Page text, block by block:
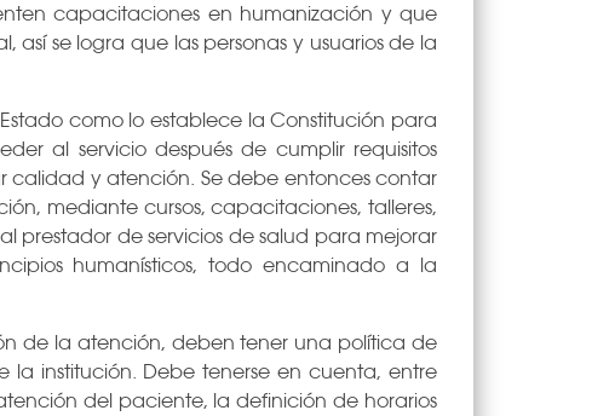
capacitaciones en humanización y que
se logra que las personas y usuarios de la
como lo establece la Constitución para
al servicio después de cumplir requisitos
calidad y atención. Se debe entonces contar
mediante cursos, capacitaciones, talleres,
prestador de servicios de salud para mejorar
humanísticos, todo encaminado a la
de la atención, deben tener una política de
institución. Debe tenerse en cuenta, entre
del paciente, la definición de horarios